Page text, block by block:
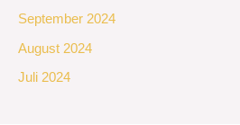
September 2024
August 2024
Juli 2024